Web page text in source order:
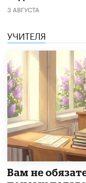
3 АВГУСТА
УЧИТЕЛЯ
​Вам не